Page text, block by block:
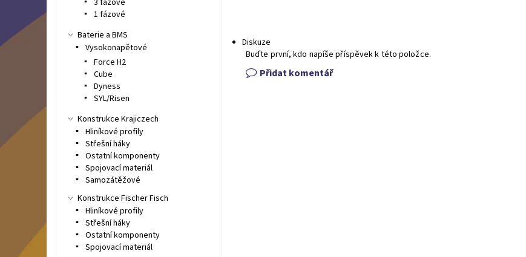
Diskuze
Buďte první, kdo napíše příspěvek k této položce.
Přidat komentář
1 fázové
Baterie a BMS
Vysokonapětové
Force H2
Cube
Dyness
SYL/Risen
Konstrukce Krajiczech
Hliníkové profily
Střešní háky
Ostatní komponenty
Spojovací materiál
Samozátěžové
Konstrukce Fischer Fisch
Hliníkové profily
Střešní háky
Ostatní komponenty
Spojovací materiál